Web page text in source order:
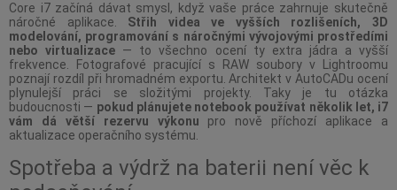
Core i7 začíná dávat smysl, když vaše práce zahrnuje skutečně
náročné aplikace. Střih videa ve vyšších rozlišeních, 3D
modelování, programování s náročnými vývojovými prostředími
nebo virtualizace — to všechno ocení ty extra jádra a vyšší
frekvence. Fotografové pracující s RAW soubory v Lightroomu
poznají rozdíl při hromadném exportu. Architekt v AutoCADu ocení
plynulejší práci se složitými projekty. Taky je tu otázka
budoucnosti — pokud plánujete notebook používat několik let, i7
vám dá větší rezervu výkonu pro nově příchozí aplikace a
aktualizace operačního systému.
Spotřeba a výdrž na baterii není věc k